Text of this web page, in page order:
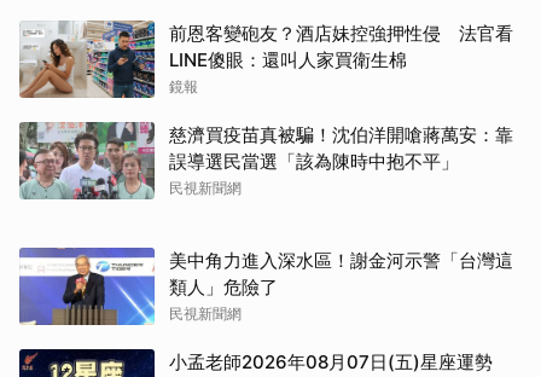
前恩客變砲友？酒店妹控強押性侵 法官看
LINE傻眼：還叫人家買衛生棉
鏡報
慈濟買疫苗真被騙！沈伯洋開嗆蔣萬安：靠
誤導選民當選「該為陳時中抱不平」
民視新聞網
美中角力進入深水區！謝金河示警「台灣這
類人」危險了
民視新聞網
小孟老師2026年08月07日(五)星座運勢